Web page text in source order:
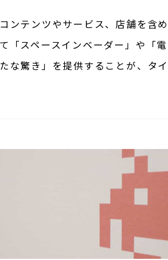
ンテンツやサービス、店舗を含
「スペースインベーダー」や「
な驚き」を提供することが、タ